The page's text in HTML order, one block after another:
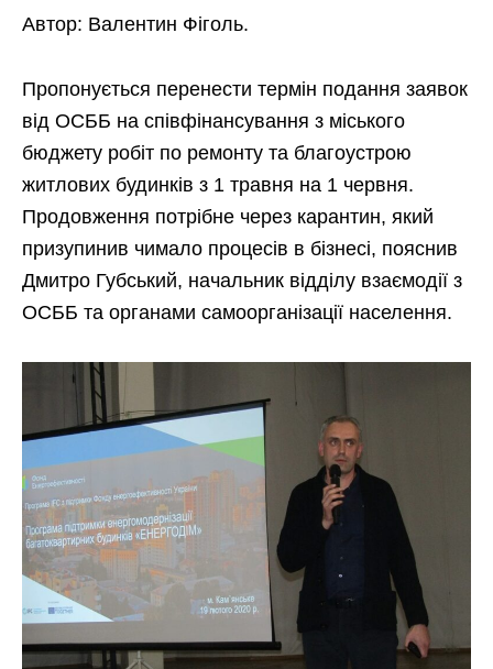
Автор: Валентин Фіголь.
Пропонується перенести термін подання заявок
від ОСББ на співфінансування з міського
бюджету робіт по ремонту та благоустрою
житлових будинків з 1 травня на 1 червня.
Продовження потрібне через карантин, який
призупинив чимало процесів в бізнесі, пояснив
Дмитро Губський, начальник відділу взаємодії з
ОСББ та органами самоорганізації населення.